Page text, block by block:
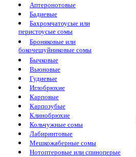
Аптеронотовые
Бадиевые
Бахромчатоусые или
перистоусые сомы
Броняковые или
бокочешуйниковые сомы
Бычковые
Вьюновые
Гудиевые
Иглобрюхие
Карповые
Карпозубые
Клинобрюхие
Кольчужные сомы
Лабиринтовые
Мешкожаберные сомы
Нотоптеровые или спиноперые